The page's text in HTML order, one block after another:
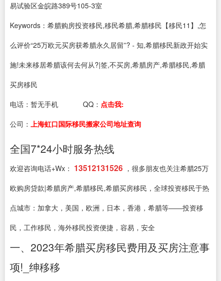
易试验区金皖路389号105-3室
Keywords：希腊购房投资移民,移民希腊,希腊移民【移民11】,怎
么评价“25万欧元买房获希腊永久居留”? - 知,希腊移民新政开始实
施!未来移居希腊该何去何从?|签,不买房,希腊房产,希腊移民,希腊
买房移民
电话： 暂无手机 QQ： 点击我:
公司： 上海虹口国际移民搬家公司地址查询
全国7*24小时服务热线
欢迎咨询电话+Wx： 13512131526 ，很多朋友也关注希腊25万
欧购房贷款|希腊房产,希腊移民,希腊买房移民，全球投资移民于热
点城市：加拿大，美国，欧洲，日本，香港，希腊等——投资移
民，工作移民，海外移民投资便捷，容易，安全
一、2023年希腊买房移民费用及买房注意事
项!_绅移移